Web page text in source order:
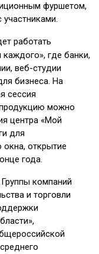
фуршетом,
работать
где банки,
веб-студии
бизнеса. На
сессия
можно
центра «Мой
для
окна, открытие
года.
компаний
и торговли